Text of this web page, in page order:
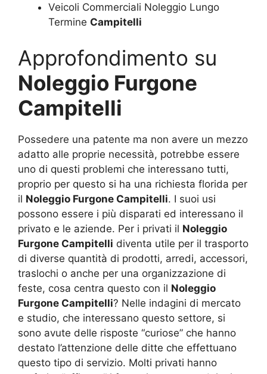
Veicoli Commerciali Noleggio Lungo
Termine Campitelli
Approfondimento su
Noleggio Furgone
Campitelli
Possedere una patente ma non avere un mezzo
adatto alle proprie necessità, potrebbe essere
uno di questi problemi che interessano tutti,
proprio per questo si ha una richiesta florida per
il Noleggio Furgone Campitelli. I suoi usi
possono essere i più disparati ed interessano il
privato e le aziende. Per i privati il Noleggio
Furgone Campitelli diventa utile per il trasporto
di diverse quantità di prodotti, arredi, accessori,
traslochi o anche per una organizzazione di
feste, cosa centra questo con il Noleggio
Furgone Campitelli? Nelle indagini di mercato
e studio, che interessano questo settore, si
sono avute delle risposte “curiose” che hanno
destato l’attenzione delle ditte che effettuano
questo tipo di servizio. Molti privati hanno